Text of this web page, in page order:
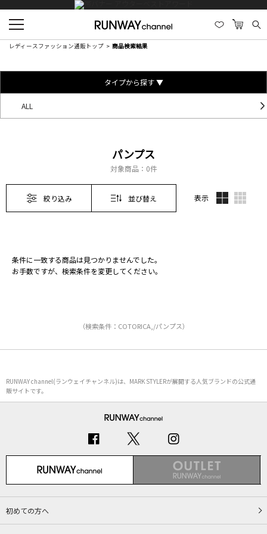
レディースファッション通販トップ 商品検索結果
タイプから探す ▼
ALL
パンプス
対象商品： 0件
絞り込み 並び替え 表示
条件に一致する商品は見つかりませんでした。
お手数ですが、検索条件を変更してください。
（検索条件：COTORICA,/パンプス）
RUNWAY channel(ランウェイチャンネル)は、MARK STYLERが展開する人気ブランドの公式通
販サイトです。
初めての方へ